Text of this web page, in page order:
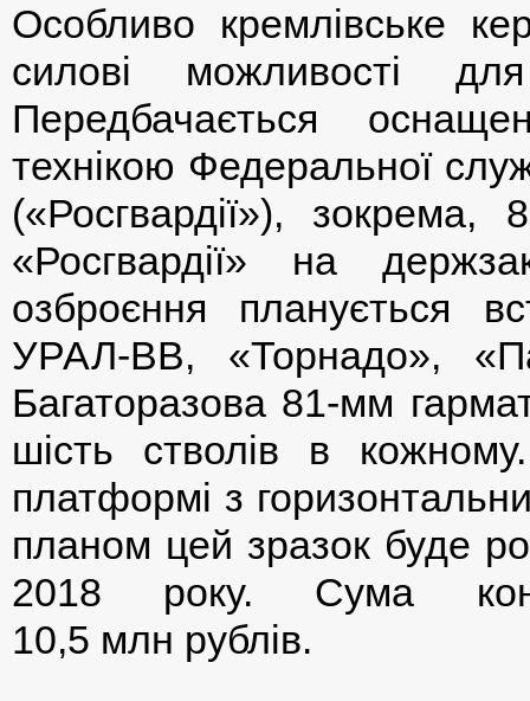
Особливо кремлівське
силові можливості
Передбачається
технікою Федеральної
(«Росгвардії»),
«Росгвардії» на
озброєння планується
УРАЛ-ВВ, «Торнадо»,
Багаторазова 81-мм
шість стволів в
платформі з
планом цей зразок буде
2018 року. Сума
10,5 млн рублів.